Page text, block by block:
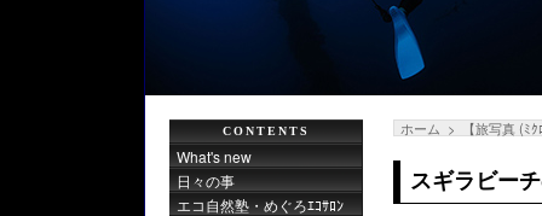
ホーム 【旅写真 (ﾐ
スギラビー
CONTENTS
What's new
日々の事
エコ自然塾・めぐろｴｺｻﾛﾝ